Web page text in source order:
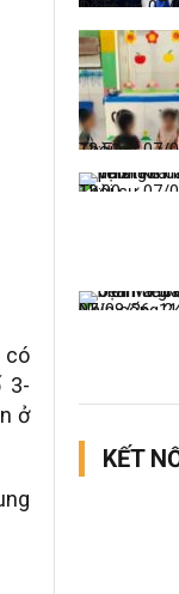
có
3-
ở
Điểm tin
07/08/26, 14:56
Thời sự
07/08/26, 12:51
Thời sự
07/08/26, 12:00
Nhịp sống
07/08/26,
KẾT